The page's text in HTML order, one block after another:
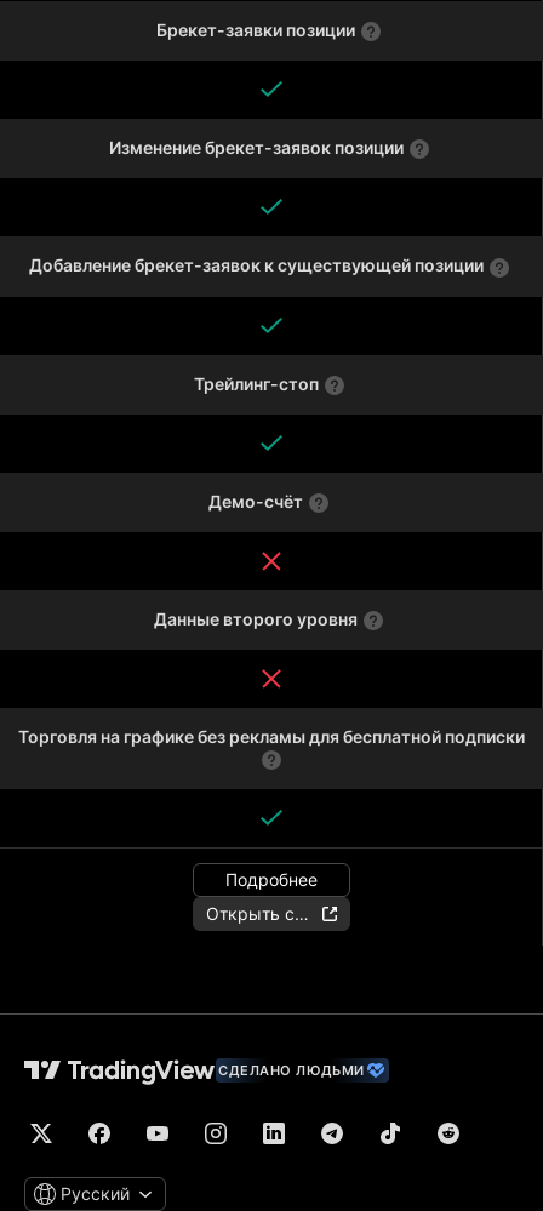
Брекет-заявки позиции
Изменение брекет-заявок позиции
Добавление брекет-заявок к существующей позиции
Трейлинг-стоп
Демо-счёт
Данные второго уровня
Торговля на графике без рекламы для бесплатной подписки
Подробнее
Открыть счёт
СДЕЛАНО ЛЮДЬМИ
Русский